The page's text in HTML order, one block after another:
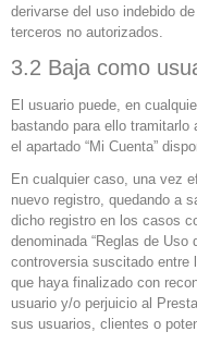
derivarse del uso indebido
terceros no autorizados.
3.2 Baja como
El usuario puede, en
bastando para ello
el apartado “Mi Cuenta”
En cualquier caso, una vez
nuevo registro, quedando a
dicho registro en los casos
denominada “Reglas de
controversia suscitado entre
que haya finalizado con
usuario y/o perjuicio al
sus usuarios, clientes o